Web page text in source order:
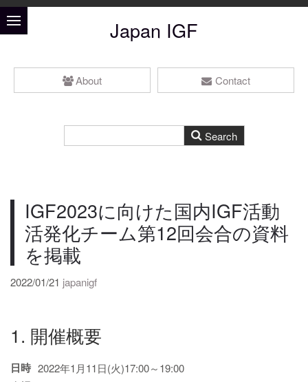
Japan IGF
About Contact
IGF2023に向けた国内IGF活動
活発化チーム第12回会合の資料
を掲載
2022/01/21 japanigf
1. 開催概要
日時 2022年1月11日(火)17:00～19:00